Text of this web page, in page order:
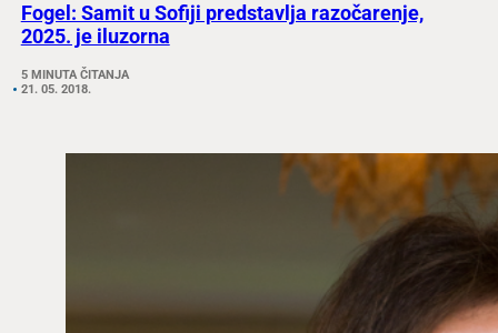
Fogel: Samit u Sofiji predstavlja razočarenje,
2025. je iluzorna
5 MINUTA ČITANJA
21. 05. 2018.